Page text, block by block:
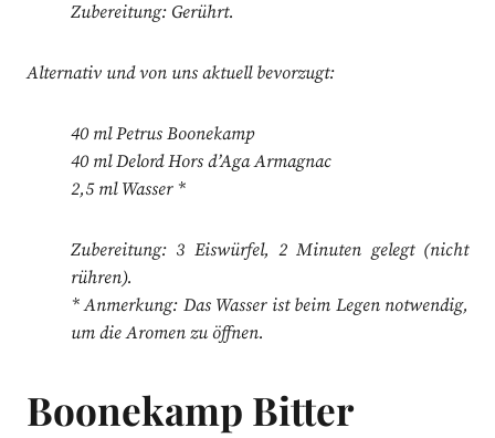
Zubereitung: Gerührt.
Alternativ und von uns aktuell bevorzugt:
40 ml Petrus Boonekamp
40 ml Delord Hors d’Aga Armagnac
2,5 ml Wasser *
Zubereitung: 3 Eiswürfel, 2 Minuten gelegt (nicht
rühren).
* Anmerkung: Das Wasser ist beim Legen notwendig,
um die Aromen zu öffnen.
Boonekamp Bitter